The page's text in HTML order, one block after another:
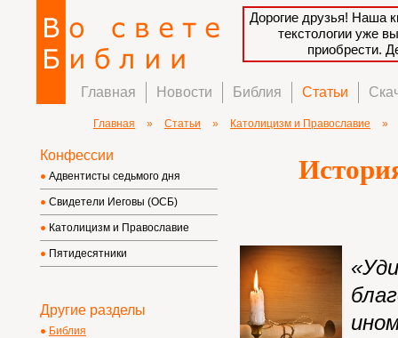
Дорогие друзья! Наша
текстологии уже
приобрести.
Главная Новости Библия Статьи
Главная » Статьи » Католицизм и Православие »
Конфессии
Адвентисты седьмого дня
Свидетели Иеговы (ОСБ)
Католицизм и Православие
Пятидесятники
Другие разделы
Библия